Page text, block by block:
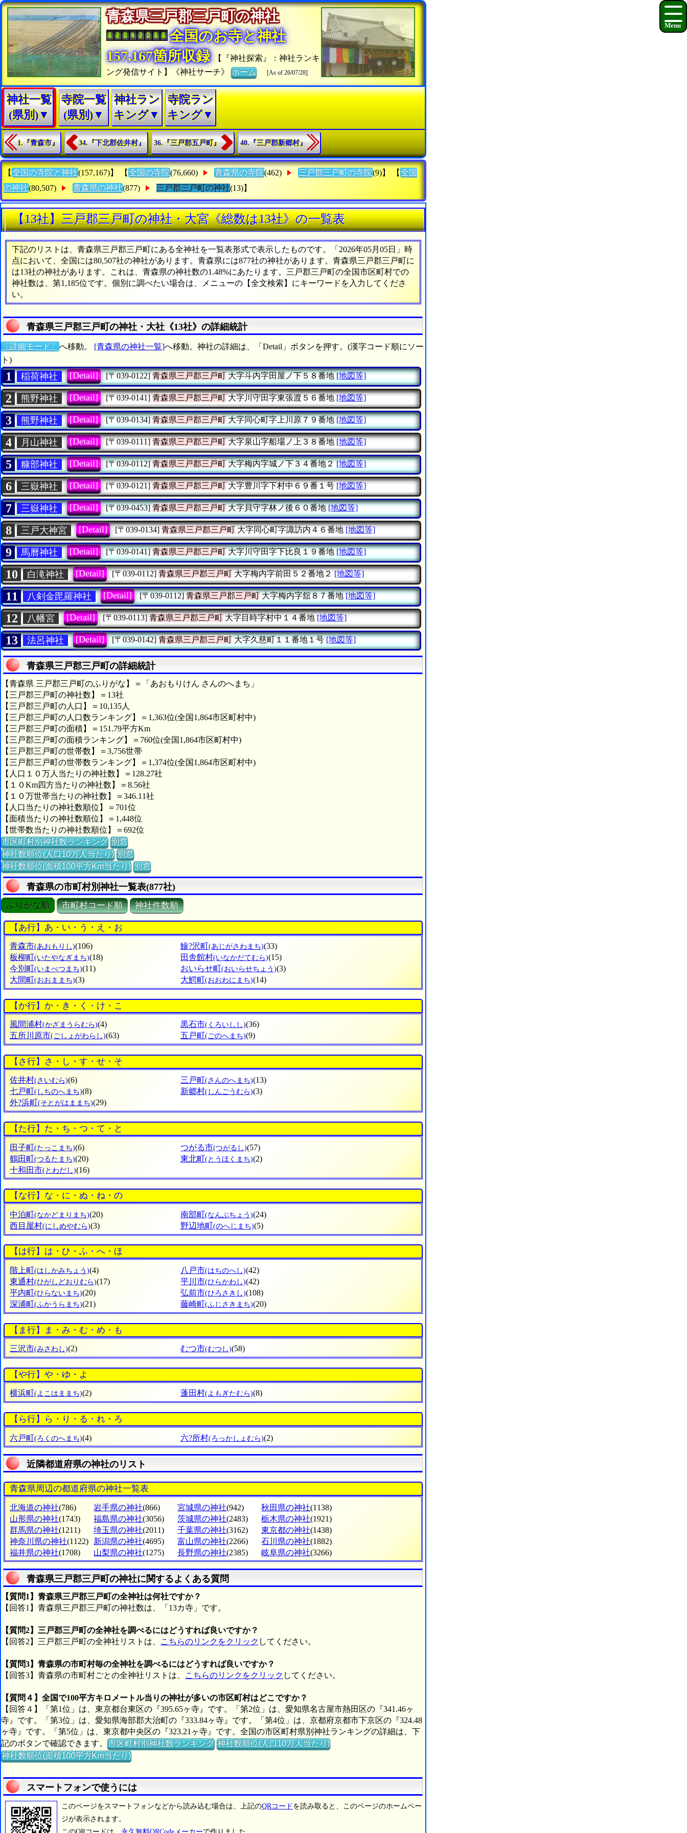
青森県三戸郡三戸町の神社
全国のお寺と神社
157,167箇所収録
【『神社探索』：神社ランキ
ング発信サイト】《神社サーチ》ホーム [As of 26/07/28]
神社一覧
(県別)▼
寺院一覧
(県別)▼
神社ラン
キング▼
寺院ラン
キング▼
1.『青森市』 34.『下北郡佐井村』 36.『三戸郡五戸町』 40.『三戸郡新郷村』
【 全国の寺院と神社(157,167)】 【 全国の寺院(76,660) 青森県の寺院(462) 三戸郡三戸町の寺院(9)】 【 全国
の神社(80,507) 青森県の神社(877) 三戸郡三戸町の神社(13)】
【13社】三戸郡三戸町の神社・大宮《総数は13社》の一覧表
下記のリストは、青森県三戸郡三戸町にある全神社を一覧表形式で表示したものです。「2026年05月05日」時
点において、全国には80,507社の神社があります。青森県には877社の神社があります。青森県三戸郡三戸町に
は13社の神社があります。これは、青森県の神社数の1.48%にあたります。三戸郡三戸町の全国市区町村での
神社数は、第1,185位です。個別に調べたい場合は、メニューの【全文検索】にキーワードを入力してくださ
い。
青森県三戸郡三戸町の神社・大社《13社》の詳細統計
〔詳細モード〕 へ移動。 [青森県の神社一覧]へ移動。神社の詳細は、「Detail」ボタンを押す。(漢字コード順にソー
ト)
1 稲荷神社 [Detail] [〒039-0122] 青森県三戸郡三戸町大字斗内字田屋ノ下５８番地 [地図等]
2 熊野神社 [Detail] [〒039-0141] 青森県三戸郡三戸町大字川守田字東張渡５６番地 [地図等]
3 熊野神社 [Detail] [〒039-0134] 青森県三戸郡三戸町大字同心町字上川原７９番地 [地図等]
4 月山神社 [Detail] [〒039-0111] 青森県三戸郡三戸町大字泉山字船場ノ上３８番地 [地図等]
5 糠部神社 [Detail] [〒039-0112] 青森県三戸郡三戸町大字梅内字城ノ下３４番地２ [地図等]
6 三嶽神社 [Detail] [〒039-0121] 青森県三戸郡三戸町大字豊川字下村中６９番１号 [地図等]
7 三嶽神社 [Detail] [〒039-0453] 青森県三戸郡三戸町大字貝守字林ノ後６０番地 [地図等]
8 三戸大神宮 [Detail] [〒039-0134] 青森県三戸郡三戸町大字同心町字諏訪内４６番地 [地図等]
9 馬曆神社 [Detail] [〒039-0141] 青森県三戸郡三戸町大字川守田字下比良１９番地 [地図等]
10 白滝神社 [Detail] [〒039-0112] 青森県三戸郡三戸町大字梅内字前田５２番地２ [地図等]
11 八剣金毘羅神社 [Detail] [〒039-0112] 青森県三戸郡三戸町大字梅内字舘８７番地 [地図等]
12 八幡宮 [Detail] [〒039-0113] 青森県三戸郡三戸町大字目時字村中１４番地 [地図等]
13 法呂神社 [Detail] [〒039-0142] 青森県三戸郡三戸町大字久慈町１１番地１号 [地図等]
青森県三戸郡三戸町の詳細統計
【青森県 三戸郡三戸町のふりがな】＝「あおもりけん さんのへまち」
【三戸郡三戸町の神社数】＝13社
【三戸郡三戸町の人口】＝10,135人
【三戸郡三戸町の人口数ランキング】＝1,363位(全国1,864市区町村中)
【三戸郡三戸町の面積】＝151.79平方Km
【三戸郡三戸町の面積ランキング】＝760位(全国1,864市区町村中)
【三戸郡三戸町の世帯数】＝3,756世帯
【三戸郡三戸町の世帯数ランキング】＝1,374位(全国1,864市区町村中)
【人口１０万人当たりの神社数】＝128.27社
【１０Km四方当たりの神社数】＝8.56社
【１０万世帯当たりの神社数】＝346.11社
【人口当たりの神社数順位】＝701位
【面積当たりの神社数順位】＝1,448位
【世帯数当たりの神社数順位】＝692位
市区町村別神社数ランキング 別窓
神社数順位(人口10万人当たり) 別窓
神社数順位(面積100平方Km当たり) 別窓
青森県の市町村別神社一覧表(877社)
ぶりがな順 市町村コード順 神社件数順
【あ行】あ・い・う・え・お
青森市(あおもりし)(106) 鰺?沢町(あじがさわまち)(33)
板柳町(いたやなぎまち)(18) 田舎館村(いなかだてむら)(15)
今別町(いまべつまち)(11) おいらせ町(おいらせちょう)(3)
大間町(おおままち)(3) 大鰐町(おおわにまち)(14)
【か行】か・き・く・け・こ
風間浦村(かざまうらむら)(4) 黒石市(くろいしし)(36)
五所川原市(ごしょがわらし)(63) 五戸町(ごのへまち)(9)
【さ行】さ・し・す・せ・そ
佐井村(さいむら)(6) 三戸町(さんのへまち)(13)
七戸町(しちのへまち)(8) 新郷村(しんごうむら)(3)
外?浜町(そとがはままち)(29)
【た行】た・ち・つ・て・と
田子町(たっこまち)(6) つがる市(つがるし)(57)
鶴田町(つるたまち)(20) 東北町(とうほくまち)(2)
十和田市(とわだし)(16)
【な行】な・に・ぬ・ね・の
中泊町(なかどまりまち)(20) 南部町(なんぶちょう)(24)
西目屋村(にしめやむら)(3) 野辺地町(のへじまち)(5)
【は行】は・ひ・ふ・へ・ほ
階上町(はしかみちょう)(4) 八戸市(はちのへし)(42)
東通村(ひがしどおりむら)(17) 平川市(ひらかわし)(42)
平内町(ひらないまち)(20) 弘前市(ひろさきし)(108)
深浦町(ふかうらまち)(21) 藤崎町(ふじさきまち)(20)
【ま行】ま・み・む・め・も
三沢市(みさわし)(2) むつ市(むつし)(58)
【や行】や・ゆ・よ
横浜町(よこはままち)(2) 蓬田村(よもぎたむら)(8)
【ら行】ら・り・る・れ・ろ
六戸町(ろくのへまち)(4) 六?所村(ろっかしょむら)(2)
近隣都道府県の神社のリスト
青森県周辺の都道府県の神社一覧表
北海道の神社(786) 岩手県の神社(866) 宮城県の神社(942) 秋田県の神社(1138)
山形県の神社(1743) 福島県の神社(3056) 茨城県の神社(2483) 栃木県の神社(1921)
群馬県の神社(1211) 埼玉県の神社(2011) 千葉県の神社(3162) 東京都の神社(1438)
神奈川県の神社(1122) 新潟県の神社(4695) 富山県の神社(2266) 石川県の神社(1882)
福井県の神社(1708) 山梨県の神社(1275) 長野県の神社(2385) 岐阜県の神社(3266)
青森県三戸郡三戸町の神社に関するよくある質問
【質問1】青森県三戸郡三戸町の全神社は何社ですか？
【回答1】青森県三戸郡三戸町の神社数は、「13カ寺」です。
【質問2】三戸郡三戸町の全神社を調べるにはどうすれば良いですか？
【回答2】三戸郡三戸町の全神社リストは、
こちらのリンクをクリック してください。
【質問3】青森県の市町村毎の全神社を調べるにはどうすれば良いですか？
【回答3】青森県の市町村ごとの全神社リストは、
こちらのリンクをクリック してください。
【質問４】全国で100平方キロメートル当りの神社が多いの市区町村はどこですか？
【回答４】「第1位」は、東京都台東区の『395.65ヶ寺』です。「第2位」は、愛知県名古屋市熱田区の『341.46ヶ
寺』です。「第3位」は、愛知県海部郡大治町の『333.84ヶ寺』です。「第4位」は、京都府京都市下京区の『324.48
ヶ寺』です。「第5位」は、東京都中央区の『323.21ヶ寺』です。全国の市区町村県別神社ランキングの詳細は、下
記のボタンで確認できます。市区町村別神社数ランキング 神社数順位(人口10万人当たり)
神社数順位(面積100平方Km当たり)
スマートフォンで使うには
このページをスマートフォンなどから読み込む場合は、上記のQRコード を読み取ると、このページのホームペー
ジが表示されます。